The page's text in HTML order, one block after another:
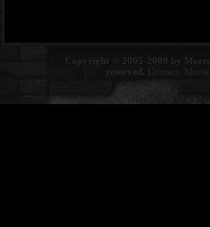
Copyright © 2005-2009 by
reserved. Contact: